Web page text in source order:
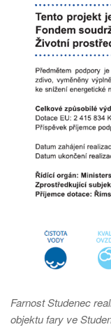
Farnost Studenec
objektu fary ve